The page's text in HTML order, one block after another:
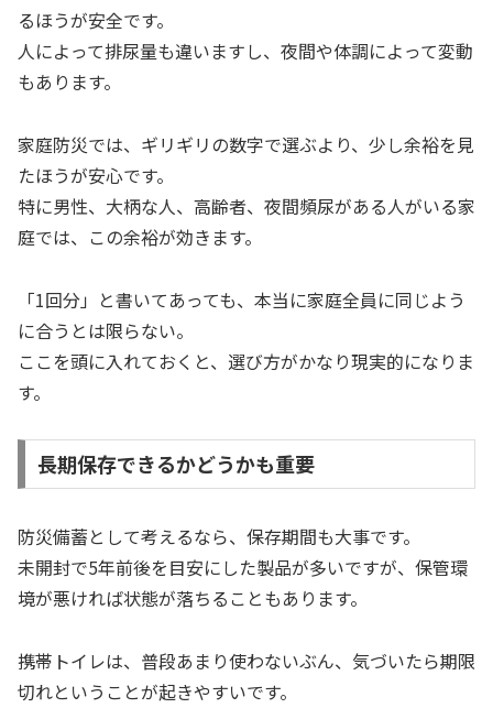
るほうが安全です。
人によって排尿量も違いますし、夜間や体調によって変動
もあります。
家庭防災では、ギリギリの数字で選ぶより、少し余裕を見
たほうが安心です。
特に男性、大柄な人、高齢者、夜間頻尿がある人がいる家
庭では、この余裕が効きます。
「1回分」と書いてあっても、本当に家庭全員に同じよう
に合うとは限らない。
ここを頭に入れておくと、選び方がかなり現実的になりま
す。
長期保存できるかどうかも重要
防災備蓄として考えるなら、保存期間も大事です。
未開封で5年前後を目安にした製品が多いですが、保管環
境が悪ければ状態が落ちることもあります。
携帯トイレは、普段あまり使わないぶん、気づいたら期限
切れということが起きやすいです。